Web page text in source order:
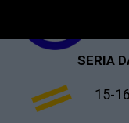
15-
SERIA